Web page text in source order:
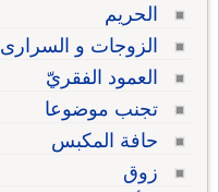
الحريم
الزوجات و السرارى
العمود الفقريّ
تجنب موضوعا
حافة المكبس
زوق